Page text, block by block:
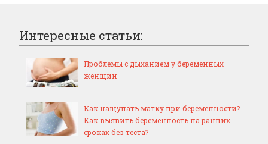
Интересные статьи:
Проблемы с дыханием у беременных
женщин
Как нащупать матку при беременности?
Как выявить беременность на ранних
сроках без теста?